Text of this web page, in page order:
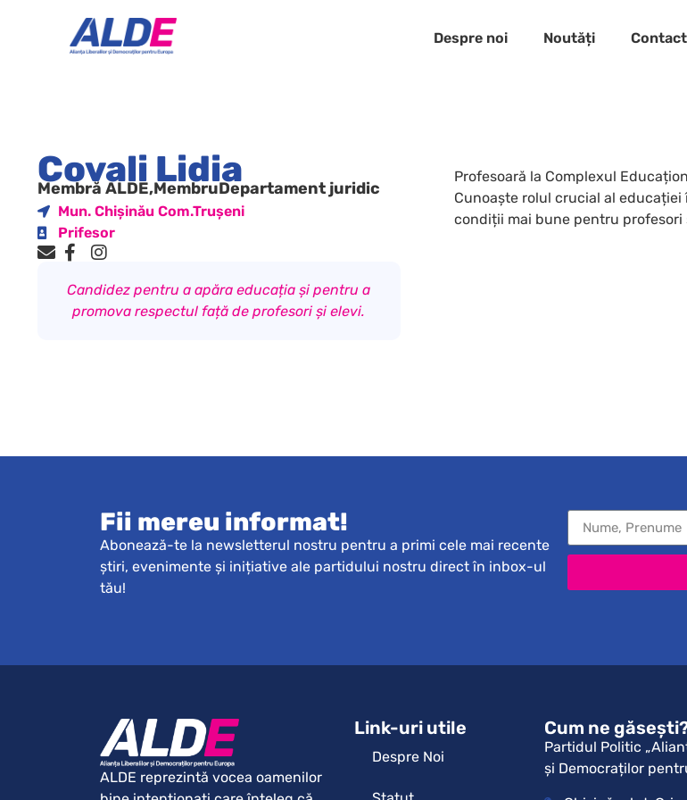
Despre noi Noutăți
Covali Lidia
Membră ALDE,MembruDepartament juridic
Mun. Chișinău Com.Trușeni
Prifesor
Candidez pentru a apăra educația și pentru a
promova respectul față de profesori și elevi.
Profesoară la Complexul
Cunoaște rolul crucial al
condiții mai bune pentru
Fii mereu informat!
Abonează-te la newsletterul nostru pentru a primi cele mai recente
știri, evenimente și inițiative ale partidului nostru direct în inbox-ul
tău!
ALDE reprezintă vocea oamenilor
Link-uri utile
Despre Noi
Cum ne
Partidul Politic
și Democraților